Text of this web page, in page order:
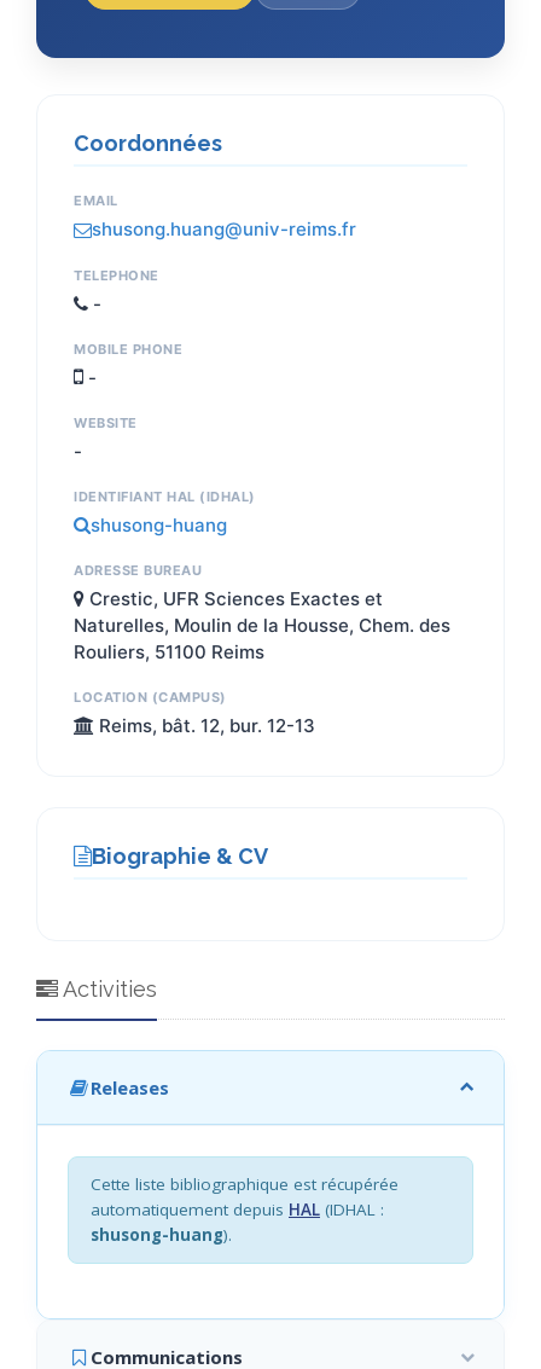
Coordonnées
EMAIL
shusong.huang@univ-reims.fr
TELEPHONE
-
MOBILE PHONE
-
WEBSITE
-
IDENTIFIANT HAL (IDHAL)
shusong-huang
ADRESSE BUREAU
Crestic, UFR Sciences Exactes et
Naturelles, Moulin de la Housse, Chem. des
Rouliers, 51100 Reims
LOCATION (CAMPUS)
Reims, bât. 12, bur. 12-13
Biographie & CV
Activities
Releases
Cette liste bibliographique est récupérée
automatiquement depuis HAL (IDHAL :
shusong-huang).
Communications